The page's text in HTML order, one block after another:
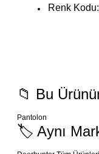
Renk
Ürün resmi
Ürün
Ürün bilgilerinde
İ... A... | 10/05/2026
çok iyi
📁 Bu
Pantolon
🏷️ Aynı